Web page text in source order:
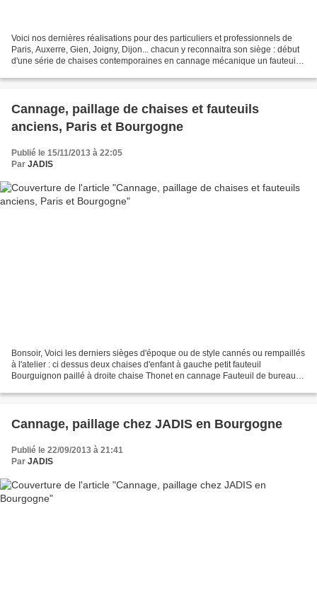
Voici nos dernières réalisations pour des particuliers et professionnels de
Paris, Auxerre, Gien, Joigny, Dijon... chacun y reconnaitra son siège : début
d'une série de chaises contemporaines en cannage mécanique un fauteuil
Cannage, paillage de chaises et fauteuils
anciens, Paris et Bourgogne
Publié le 15/11/2013 à 22:05
Par JADIS
Bonsoir, Voici les derniers sièges d'époque ou de style cannés ou rempaillés
à l'atelier : ci dessus deux chaises d'enfant à gauche petit fauteuil
Bourguignon paillé à droite chaise Thonet en cannage Fauteuil de bureau
Cannage, paillage chez JADIS en Bourgogne
Publié le 22/09/2013 à 21:41
Par JADIS